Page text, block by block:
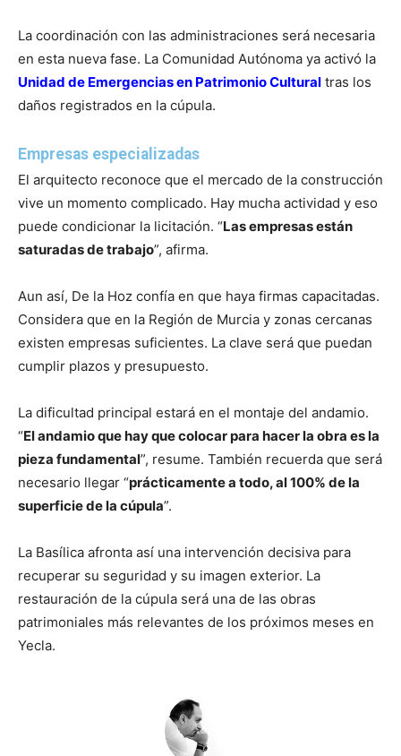
La coordinación con las administraciones será necesaria
en esta nueva fase. La Comunidad Autónoma ya activó la
Unidad de Emergencias en Patrimonio Cultural tras los
daños registrados en la cúpula.
Empresas especializadas
El arquitecto reconoce que el mercado de la construcción
vive un momento complicado. Hay mucha actividad y eso
puede condicionar la licitación. “Las empresas están
saturadas de trabajo”, afirma.
Aun así, De la Hoz confía en que haya firmas capacitadas.
Considera que en la Región de Murcia y zonas cercanas
existen empresas suficientes. La clave será que puedan
cumplir plazos y presupuesto.
La dificultad principal estará en el montaje del andamio.
“El andamio que hay que colocar para hacer la obra es la
pieza fundamental”, resume. También recuerda que será
necesario llegar “prácticamente a todo, al 100% de la
superficie de la cúpula”.
La Basílica afronta así una intervención decisiva para
recuperar su seguridad y su imagen exterior. La
restauración de la cúpula será una de las obras
patrimoniales más relevantes de los próximos meses en
Yecla.